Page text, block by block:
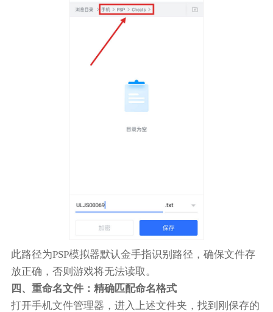
此路径为PSP模拟器默认金手指识别路径，确保文件存
放正确，否则游戏将无法读取。
四、重命名文件：精确匹配命名格式
打开手机文件管理器，进入上述文件夹，找到刚保存的